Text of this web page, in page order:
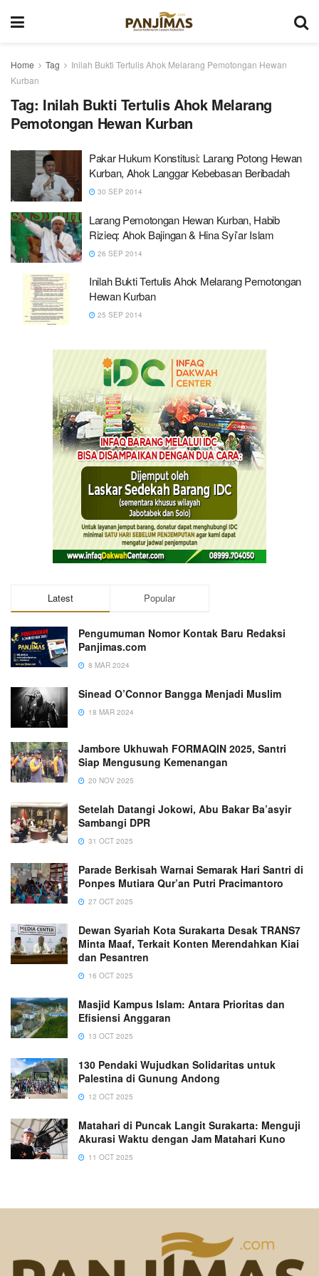
Home Tag
Inilah Bukti Tertulis Ahok Melarang Pemotongan Hewan
Kurban
Tag: Inilah Bukti Tertulis Ahok Melarang
Pemotongan Hewan Kurban
Pakar Hukum Konstitusi: Larang Potong Hewan
Kurban, Ahok Langgar Kebebasan Beribadah
30 SEP 2014
Larang Pemotongan Hewan Kurban, Habib
Rizieq: Ahok Bajingan & Hina Syi’ar Islam
26 SEP 2014
Inilah Bukti Tertulis Ahok Melarang Pemotongan
Hewan Kurban
25 SEP 2014
Latest Popular
Pengumuman Nomor Kontak Baru Redaksi
Panjimas.com
8 MAR 2024
Sinead O’Connor Bangga Menjadi Muslim
18 MAR 2024
Jambore Ukhuwah FORMAQIN 2025, Santri
Siap Mengusung Kemenangan
20 NOV 2025
Setelah Datangi Jokowi, Abu Bakar Ba’asyir
Sambangi DPR
31 OCT 2025
Parade Berkisah Warnai Semarak Hari Santri di
Ponpes Mutiara Qur’an Putri Pracimantoro
27 OCT 2025
Dewan Syariah Kota Surakarta Desak TRANS7
Minta Maaf, Terkait Konten Merendahkan Kiai
dan Pesantren
16 OCT 2025
Masjid Kampus Islam: Antara Prioritas dan
Efisiensi Anggaran
13 OCT 2025
130 Pendaki Wujudkan Solidaritas untuk
Palestina di Gunung Andong
12 OCT 2025
Matahari di Puncak Langit Surakarta: Menguji
Akurasi Waktu dengan Jam Matahari Kuno
11 OCT 2025